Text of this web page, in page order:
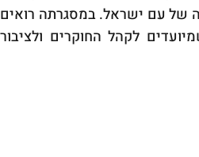
של עם ישראל. במסגרתה רואים
לקהל החוקרים ולציבור